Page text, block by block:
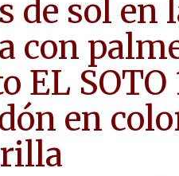
de sol en
con
EL SOTO
en